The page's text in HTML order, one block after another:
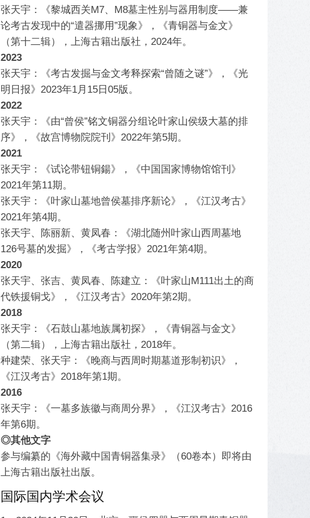
张天宇：《黎城西关M7、M8墓主性别与器用制度——兼
论考古发现中的“遣器挪用”现象》，《青铜器与金文》
（第十二辑），上海古籍出版社，2024年。
2023
张天宇：《考古发掘与金文考释探索“曾随之谜”》，《光
明日报》2023年1月15日05版。
2022
张天宇：《由“曾侯”铭文铜器分组论叶家山侯级大墓的排
序》，《故宫博物院院刊》2022年第5期。
2021
张天宇：《试论带钮铜鍚》，《中国国家博物馆馆刊》
2021年第11期。
张天宇：《叶家山墓地曾侯墓排序新论》，《江汉考古》
2021年第4期。
张天宇、陈丽新、黄凤春：《湖北随州叶家山西周墓地
126号墓的发掘》，《考古学报》2021年第4期。
2020
张天宇、张吉、黄凤春、陈建立：《叶家山M111出土的商
代铁援铜戈》，《江汉考古》2020年第2期。
2018
张天宇：《石鼓山墓地族属初探》，《青铜器与金文》
（第二辑），上海古籍出版社，2018年。
种建荣、张天宇：《晚商与西周时期墓道形制初识》，
《江汉考古》2018年第1期。
2016
张天宇：《一墓多族徽与商周分界》，《江汉考古》2016
年第6期。
◎其他文字
参与编纂的《海外藏中国青铜器集录》（60卷本）即将由
上海古籍出版社出版。
国际国内学术会议